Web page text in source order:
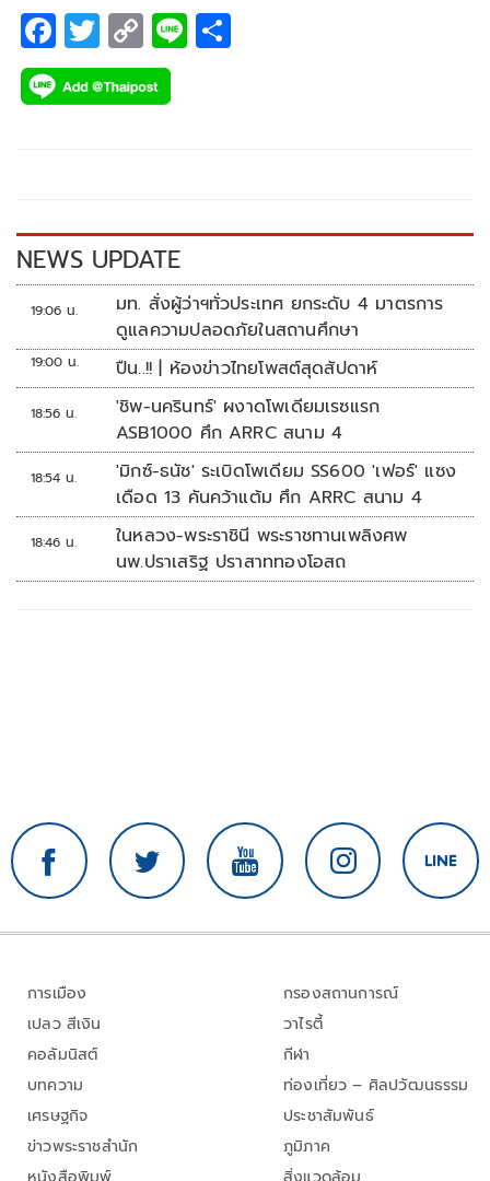
F
ac
e
k
T
wi
tt
C
o
p
k
Li
NEWS UPDATE
19:06 น.
มท. สั่งผู้ว่าฯทั่วประเทศ ยกระดับ 4 มาตรการ
ดูแลความปลอดภัยในสถานศึกษา
19:00 น. ปืน..!! | ห้องข่าวไทยโพสต์สุดสัปดาห์
18:56 น.
'ชิพ-นครินทร์' ผงาดโพเดียมเรซแรก
ASB1000 ศึก ARRC สนาม 4
18:54 น.
'มิกซ์-ธนัช' ระเบิดโพเดียม SS600 'เฟอร์' แซง
เดือด 13 คันคว้าแต้ม ศึก ARRC สนาม 4
18:46 น.
ในหลวง-พระราชินี พระราชทานเพลิงศพ
นพ.ปราเสริฐ ปราสาททองโอสถ
การเมือง
เปลว สีเงิน
คอลัมนิสต์
บทความ
เศรษฐกิจ
ข่าวพระราชสำนัก
กรองสถานการณ์
วาไรตี้
กีฬา
ท่องเที่ยว – ศิลปวัฒนธรรม
ประชาสัมพันธ์
ภูมิภาค